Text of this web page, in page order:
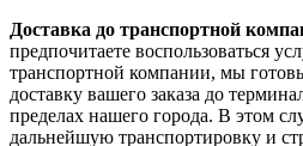
Доставка до транспортной
предпочитаете воспользоваться
транспортной компании, мы
доставку вашего заказа до
пределах нашего города. В этом
дальнейшую транспортировку и